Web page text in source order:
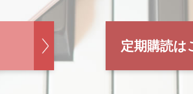
定期購読は